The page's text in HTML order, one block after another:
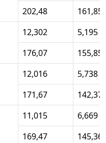
202,48
161,85
12,302
5,195
176,07
155,85
12,016
5,738
171,67
142,37
11,015
6,669
169,47
145,36